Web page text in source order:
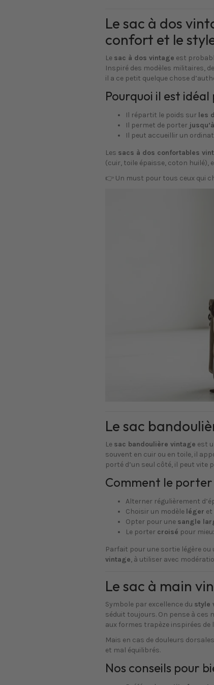
Le sac à dos
confort et le
Le sac à dos vintage est
Inspiré des modèles militaires,
il a ce petit quelque chose
Pourquoi il est idéal
Il répartit le poids sur les
Il permet de porter
Il peut accueillir un
Les sacs à dos confortables
(cuir, toile épaisse, coton huilé),
👉 Un must pour tous ceux qui
Le sac
Le sac bandoulière vintage est
souvent en cuir ou en toile, il
porté d’un seul côté, il peut vite
Comment le porter
Alterner régulièrement
Choisir un modèle léger et
Opter pour une sangle
Le porter croisé pour
Parfait pour une sortie légère
vintage, à utiliser avec
Le sac à main
Symbole par excellence du style
séduit toujours. On pense à ces
aux formes trapèze inspirées de
Mais en cas de douleurs
et mal équilibrés.
Nos conseils pour